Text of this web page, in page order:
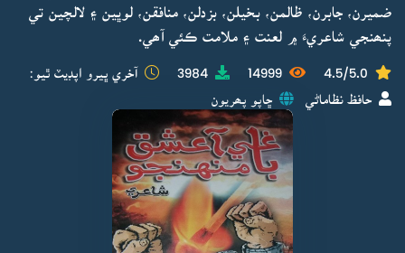
ضميرن، جابرن، ظالمن، بخيلن، بزدلن، منافقن، لوڀين ۽ لالچين تي
پنھنجي شاعريءَ ۾ لعنت ۽ ملامت ڪئي آھي.
4.5/5.0
14999
3984 آخري ڀيرو اپڊيٽ ٿيو:
حافظ نظاماڻي ڇاپو پھريون